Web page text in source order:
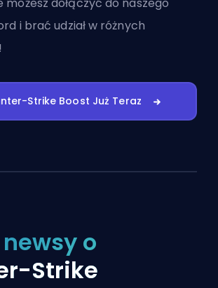
i brać udział w różnych
Strike Boost Już Teraz
o
Strike